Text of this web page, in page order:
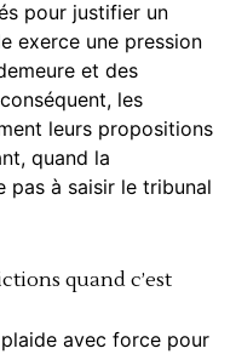
pour justifier un
exerce une pression
et des
les
leurs propositions
quand la
pas à saisir le tribunal
quand c’est
avec force pour